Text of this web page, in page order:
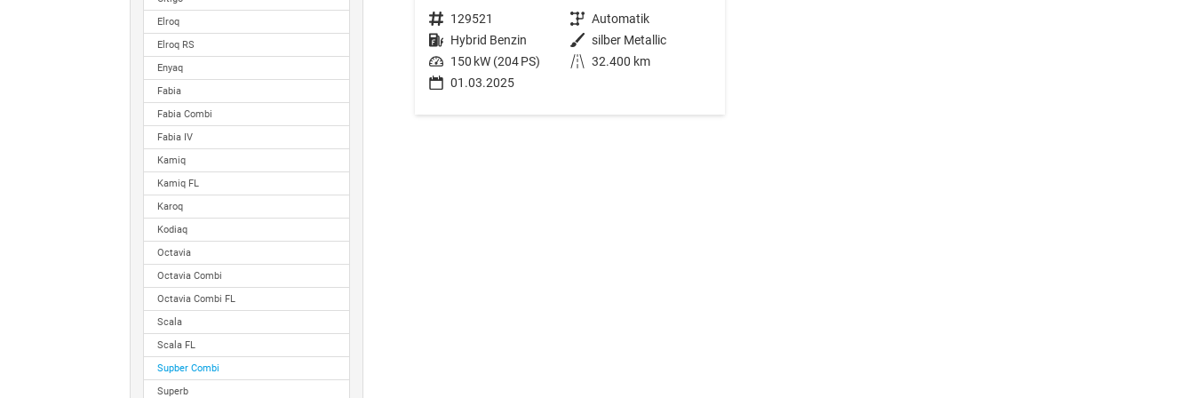
Fahrzeugnr. 129521 Getriebe Automatik
Kraftstoff Hybrid Benzin Außenfarbe silber Metallic
Leistung 150 kW (204 PS) Kilometerstand 32.400 km
01.03.2025
Elroq
Elroq RS
Enyaq
Fabia
Fabia Combi
Fabia IV
Kamiq
Kamiq FL
Karoq
Kodiaq
Octavia
Octavia Combi
Octavia Combi FL
Scala
Scala FL
Supber Combi
Superb